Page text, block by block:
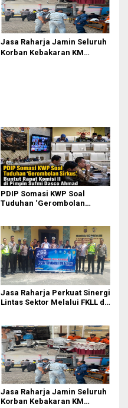
Jasa Raharja Jamin Seluruh
Korban Kebakaran KM
PDIP Somasi KWP Soal
Tuduhan ‘Gerombolan
Ahmad
Jasa Raharja Perkuat Sinergi
Lintas Sektor Melalui FKLL di
Jasa Raharja Jamin Seluruh
Korban Kebakaran KM